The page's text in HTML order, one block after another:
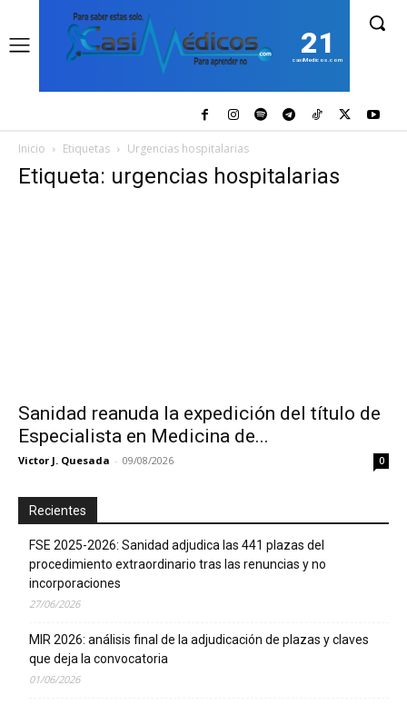
21
casiMedicos.com
Inicio Etiquetas Urgencias hospitalarias
Etiqueta: urgencias hospitalarias
Sanidad reanuda la expedición del título de
Especialista en Medicina de...
Victor J. Quesada - 09/08/2026 0
Recientes
FSE 2025-2026: Sanidad adjudica las 441 plazas del
procedimiento extraordinario tras las renuncias y no
incorporaciones
27/06/2026
MIR 2026: análisis final de la adjudicación de plazas y claves
que deja la convocatoria
01/06/2026